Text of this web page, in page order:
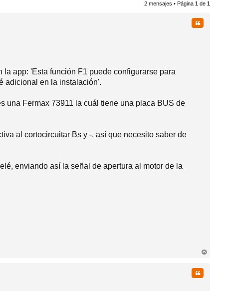
fic ra
rs
2 mensajes • Página 1 de 1
Citar
app: 'Esta función F1 puede configurarse para
adicional en la instalación'.
una Fermax 73911 la cuál tiene una placa BUS de
al cortocircuitar Bs y -, así que necesito saber de
enviando así la señal de apertura al motor de la
Citar